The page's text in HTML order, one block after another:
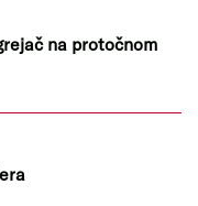
na protočnom